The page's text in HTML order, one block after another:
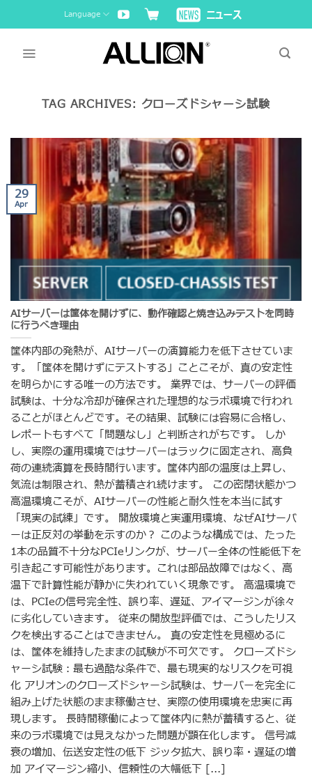
to
Language
TAG ARCHIVES: クローズドシャーシ試験
AIサーバーは筐体を開けずに、動作確認と焼き込みテストを同時
に行うべき理由
筐体内部の発熱が、AIサーバーの演算能力を低下させていま
す。「筐体を開けずにテストする」ことこそが、真の安定性
を明らかにする唯一の方法です。 業界では、サーバーの評価
試験は、十分な冷却が確保された理想的なラボ環境で行われ
ることがほとんどです。その結果、試験には容易に合格し、
レポートもすべて「問題なし」と判断されがちです。 しか
し、実際の運用環境ではサーバーはラックに固定され、高負
荷の連続演算を長時間行います。筐体内部の温度は上昇し、
気流は制限され、熱が蓄積され続けます。 この密閉状態かつ
高温環境こそが、AIサーバーの性能と耐久性を本当に試す
「現実の試練」です。 開放環境と実運用環境、なぜAIサーバ
ーは正反対の挙動を示すのか？ このような構成では、たった
1本の品質不十分なPCIeリンクが、サーバー全体の性能低下を
引き起こす可能性があります。これは部品故障ではなく、高
温下で計算性能が静かに失われていく現象です。 高温環境で
は、PCIeの信号完全性、誤り率、遅延、アイマージンが徐々
に劣化していきます。 従来の開放型評価では、こうしたリス
クを検出することはできません。 真の安定性を見極めるに
は、筐体を維持したままの試験が不可欠です。 クローズドシ
ャーシ試験：最も過酷な条件で、最も現実的なリスクを可視
化 アリオンのクローズドシャーシ試験は、サーバーを完全に
組み上げた状態のまま稼働させ、実際の使用環境を忠実に再
現します。 長時間稼働によって筐体内に熱が蓄積すると、従
来のラボ環境では見えなかった問題が顕在化します。 信号減
衰の増加、伝送安定性の低下 ジッタ拡大、誤り率・遅延の増
加 アイマージン縮小、信頼性の大幅低下 [...]
29
Apr